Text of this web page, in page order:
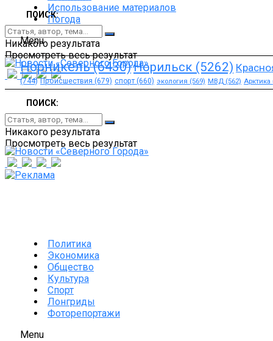
ПОИСК:
Никакого результата
Просмотреть весь результат
Использование материалов
Погода
Menu
Норникель(6430)Норильск (5262)
(744) Происшествия (679) спорт (660) экология (569) МВД (562) Арктика
ПОИСК:
Никакого результата
Просмотреть весь результат
Политика
Экономика
Общество
Культура
Спорт
Лонгриды
Фоторепортажи
Menu